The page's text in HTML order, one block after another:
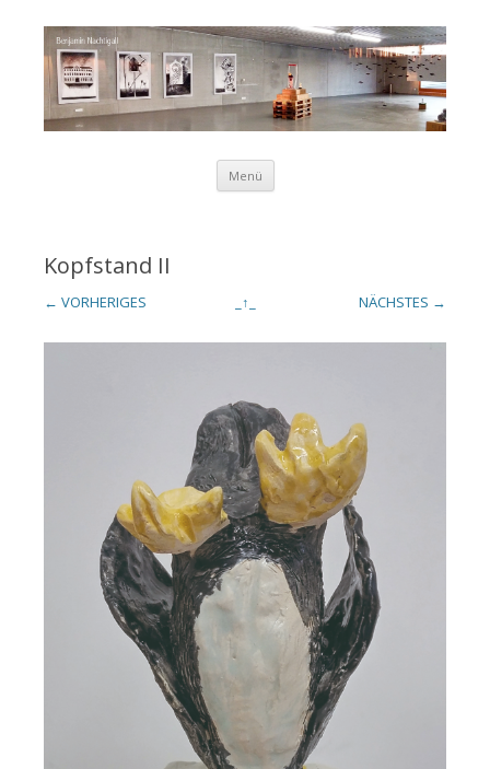
Benjamin
Nachtigall
Menü Zum Inhalt springen
Kopfstand II
← VORHERIGES NÄCHSTES →
_↑_